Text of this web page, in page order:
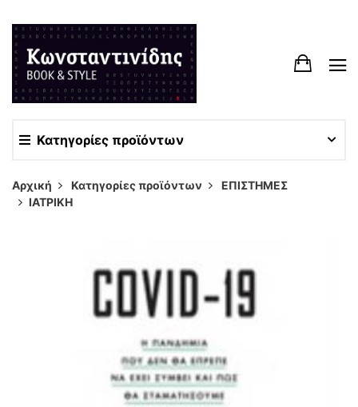
Κατηγορίες προϊόντων
Αρχική Κατηγορίες προϊόντων
ΕΠΙΣΤΗΜΕΣ
ΙΑΤΡΙΚΗ